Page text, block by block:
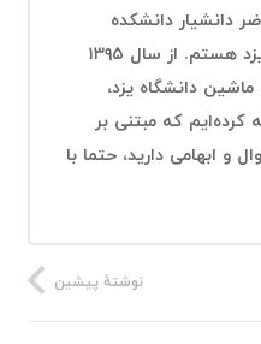
دانشیار دانشکده
مهندسی کامیپیوتر دانشگاه یزد هستم. از سال ۱۳۹۵
ماشین دانشگاه یزد،
کرده‌ایم که مبتنی بر
دارید، حتما با
نوشتهٔ پیشین